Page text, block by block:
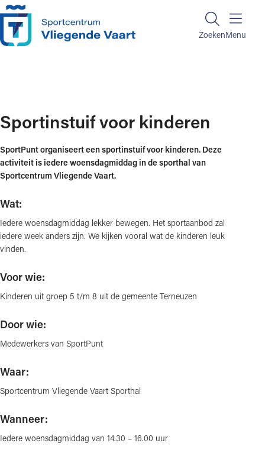
Ga naar de inhoud
ZoekenZoeken
Menu
Sportinstuif voor kinderen
SportPunt organiseert een sportinstuif voor kinderen. Deze
activiteit is iedere woensdagmiddag in de sporthal van
Sportcentrum Vliegende Vaart.
Wat:
Iedere woensdagmiddag lekker bewegen. Het sportaanbod zal
iedere week anders zijn. We kijken vooral wat de kinderen leuk
vinden.
Voor wie:
Kinderen uit groep 5 t/m 8 uit de gemeente Terneuzen
Door wie:
Medewerkers van SportPunt
Waar:
Sportcentrum Vliegende Vaart Sporthal
Wanneer:
Iedere woensdagmiddag van 14.30 – 16.00 uur